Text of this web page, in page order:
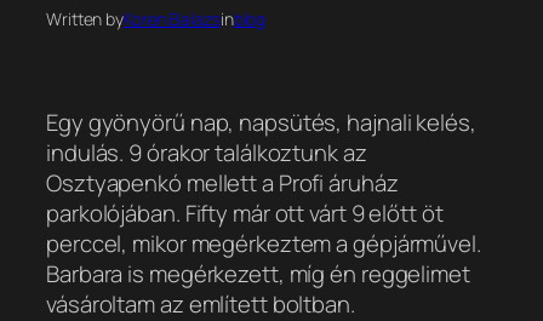
Written byKoren Balazsinblog
Egy gyönyörű nap, napsütés, hajnali kelés,
indulás. 9 órakor találkoztunk az
Osztyapenkó mellett a Profi áruház
parkolójában. Fifty már ott várt 9 előtt öt
perccel, mikor megérkeztem a gépjárművel.
Barbara is megérkezett, míg én reggelimet
vásároltam az említett boltban.